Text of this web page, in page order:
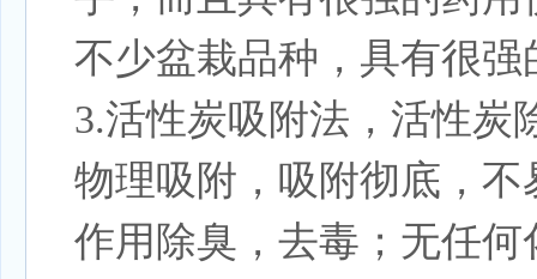
不少盆栽品种，具有很
3.活性炭吸附法，活性炭
物理吸附，吸附彻底，
作用除臭，去毒；无任